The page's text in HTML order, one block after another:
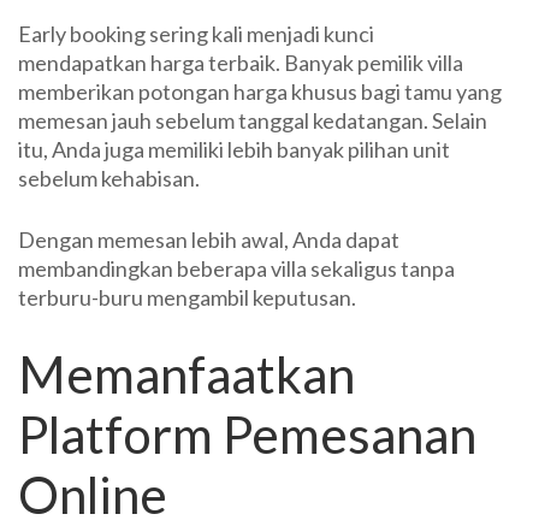
Early booking sering kali menjadi kunci
mendapatkan harga terbaik. Banyak pemilik villa
memberikan potongan harga khusus bagi tamu yang
memesan jauh sebelum tanggal kedatangan. Selain
itu, Anda juga memiliki lebih banyak pilihan unit
sebelum kehabisan.
Dengan memesan lebih awal, Anda dapat
membandingkan beberapa villa sekaligus tanpa
terburu-buru mengambil keputusan.
Memanfaatkan
Platform Pemesanan
Online